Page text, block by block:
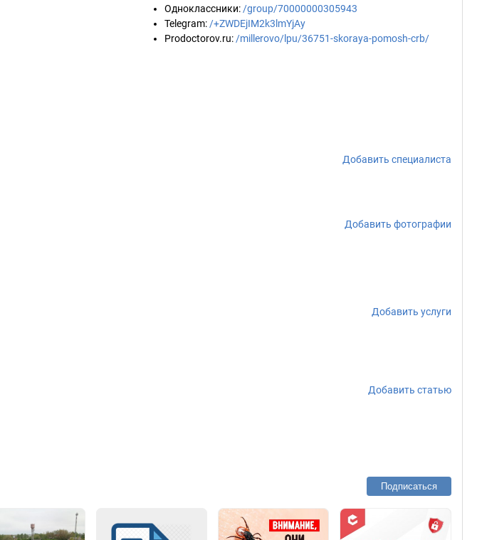
Одноклассники: /group/70000000305943
Telegram: /+ZWDEjIM2k3lmYjAy
Prodoctorov.ru: /millerovo/lpu/36751-skoraya-pomosh-crb/
Добавить специалиста
Добавить фотографии
Добавить услуги
Добавить статью
Подписаться